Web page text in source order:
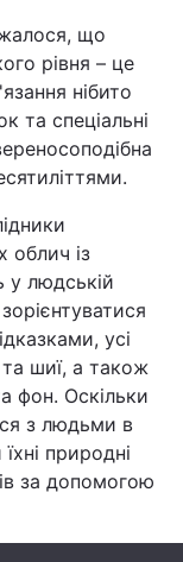
що
рівня – це
нібито
та спеціальні
облич із
у людській
усі
та шиї, а також
фон. Оскільки
з людьми в
природні
за допомогою